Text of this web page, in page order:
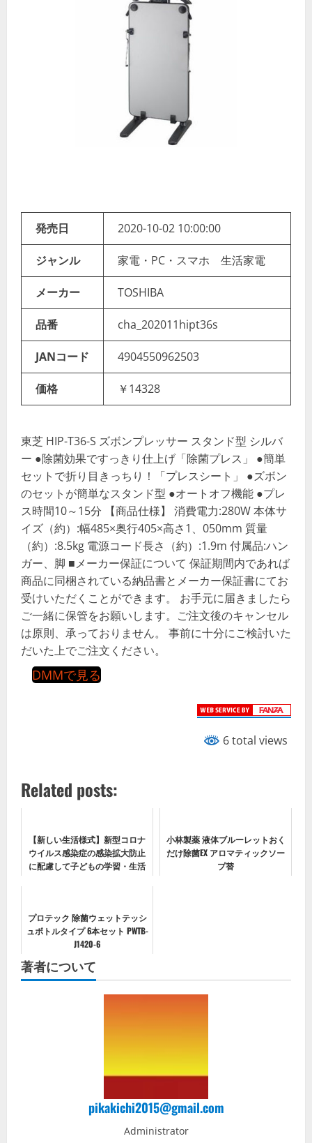
発売日 2020-10-02 10:00:00
ジャンル 家電・PC・スマホ 生活家電
メーカー TOSHIBA
品番 cha_202011hipt36s
JANコード 4904550962503
価格 ￥14328
東芝 HIP-T36-S ズボンプレッサー スタンド型 シルバ
ー ●除菌効果ですっきり仕上げ「除菌プレス」 ●簡単
セットで折り目きっちり！「プレスシート」 ●ズボン
のセットが簡単なスタンド型 ●オートオフ機能 ●プレ
ス時間10～15分 【商品仕様】 消費電力:280W 本体サ
イズ（約）:幅485×奥行405×高さ1、050mm 質量
（約）:8.5kg 電源コード長さ（約）:1.9m 付属品:ハン
ガー、脚 ■メーカー保証について 保証期間内であれば
商品に同梱されている納品書とメーカー保証書にてお
受けいただくことができます。 お手元に届きましたら
ご一緒に保管をお願いします。ご注文後のキャンセル
は原則、承っておりません。 事前に十分にご検討いた
だいた上でご注文ください。
DMMで見る
6 total views
Related posts:
【新しい生活様式】新型コロナ
ウイルス感染症の感染拡大防止
に配慮して子どもの学習・生活
小林製薬 液体ブルーレットおく
だけ除菌EX アロマティックソー
プ替
プロテック 除菌ウェットテッシ
ュボトルタイプ 6本セット PWTB-
J1420-6
著者について
pikakichi2015@gmail.com
Administrator